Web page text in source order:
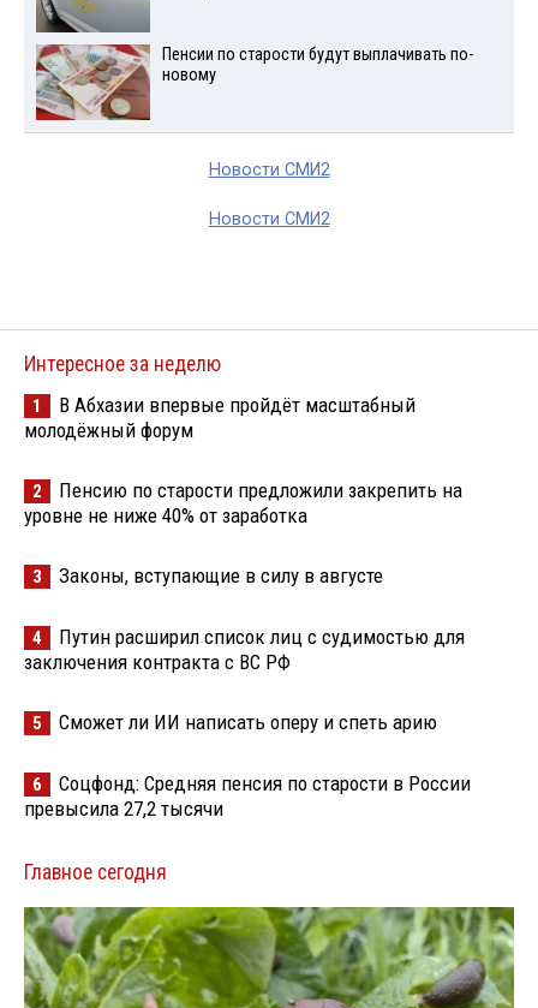
Пенсии по старости будут выплачивать по-
новому
Новости СМИ2
Новости СМИ2
Интересное за неделю
1
В Абхазии впервые пройдёт масштабный
молодёжный форум
2
Пенсию по старости предложили закрепить на
уровне не ниже 40% от заработка
3 Законы, вступающие в силу в августе
4
Путин расширил список лиц с судимостью для
заключения контракта с ВС РФ
5 Сможет ли ИИ написать оперу и спеть арию
6
Соцфонд: Средняя пенсия по старости в России
превысила 27,2 тысячи
Главное сегодня